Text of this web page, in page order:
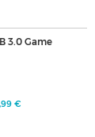
3.0 Game
€